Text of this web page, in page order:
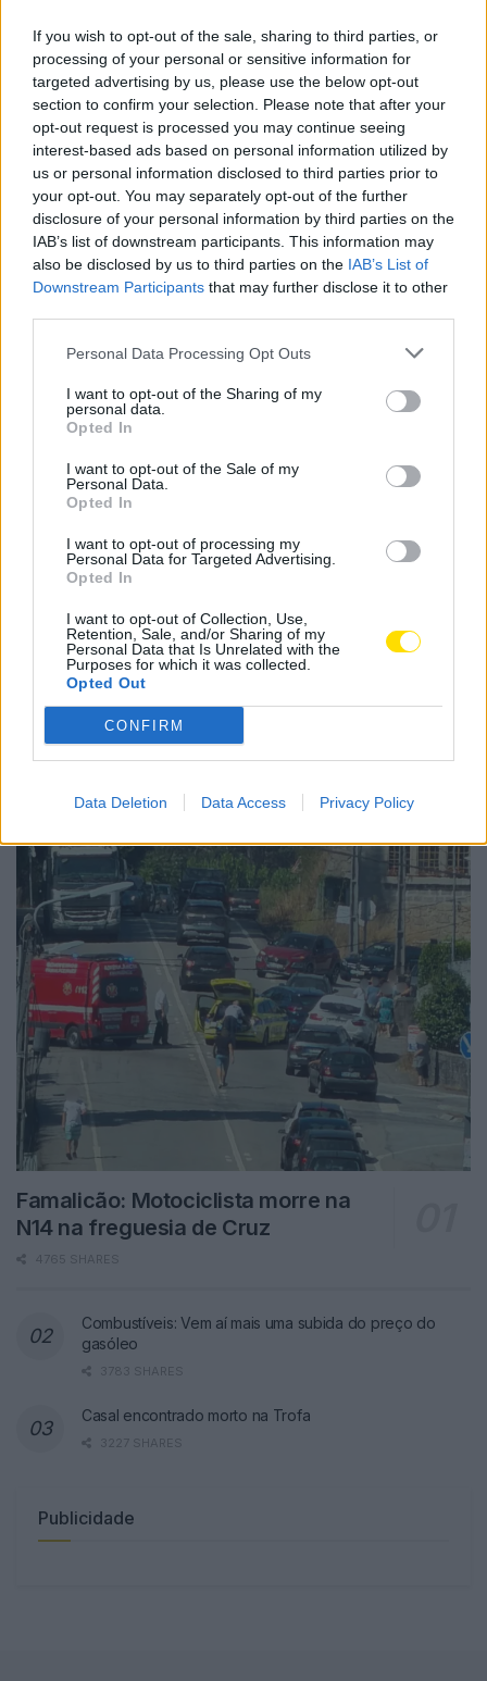
If you wish to opt-out of the sale, sharing to third parties, or
processing of your personal or sensitive information for
targeted advertising by us, please use the below opt-out
section to confirm your selection. Please note that after your
opt-out request is processed you may continue seeing
interest-based ads based on personal information utilized by
us or personal information disclosed to third parties prior to
your opt-out. You may separately opt-out of the further
disclosure of your personal information by third parties on the
IAB’s list of downstream participants. This information may
also be disclosed by us to third parties on the IAB’s List of
Downstream Participants that may further disclose it to other
Personal Data Processing Opt Outs
I want to opt-out of the Sharing of my
personal data.
Opted In
I want to opt-out of the Sale of my
Personal Data.
Opted In
I want to opt-out of processing my
Personal Data for Targeted Advertising.
Opted In
I want to opt-out of Collection, Use,
Retention, Sale, and/or Sharing of my
Personal Data that Is Unrelated with the
Purposes for which it was collected.
Opted Out
CONFIRM
Data Deletion Data Access Privacy Policy
dezembro.
Do programa cultural da Aldeia de Natal também
constam espetáculos promovidos pela FAMART
Ensemble, pela ACAFADO, quarteto Euterpe, pelo
coral sinfónico da ARTAVE, entre outros artistas e
associações que durante esta época vão trazer
diferentes espetáculos até à cidade.
No plano desportivo, destaque para a 9.ª edição da
dezembro, pelas 21h30.
pela Associação Comercial e Industrial de Famalicão,
realiza-se no dia 24 de dezembro.
cultural fadista famalicão
programa
Notícias Populares
Famalicão: Motociclista morre na
N14 na freguesia de Cruz
4765 SHARES
Combustíveis: Vem aí mais uma subida do preço do
gasóleo
3783 SHARES
Casal encontrado morto na Trofa
3227 SHARES
Publicidade